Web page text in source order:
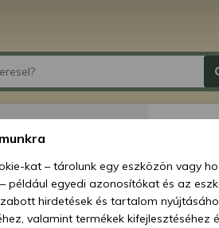
Ár: 2
kat – tárolunk egy eszközön vagy
például egyedi azonosítókat és az
hirdetések és tartalom
valamint termékek kifejlesztéséhez